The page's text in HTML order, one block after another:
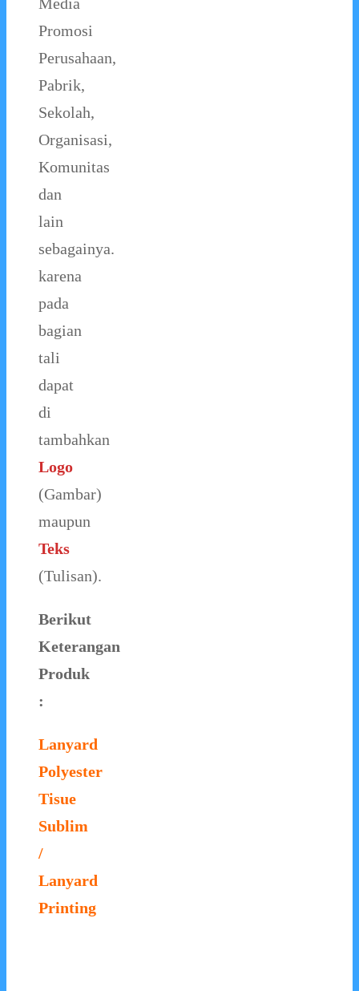
Promosi
Perusahaan,
Pabrik,
Sekolah,
Organisasi,
Komunitas
dan
lain
sebagainya.
karena
pada
bagian
tali
dapat
di
tambahkan
Logo
(Gambar)
maupun
Teks
(Tulisan).
Berikut
Keterangan
Produk
:
Lanyard
Polyester
Tisue
Sublim
/
Lanyard
Printing